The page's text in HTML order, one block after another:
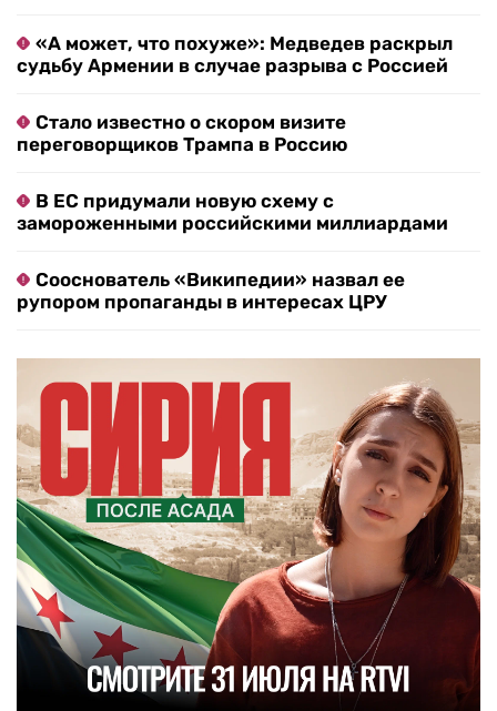
«А может, что похуже»: Медведев раскрыл
судьбу Армении в случае разрыва с Россией
Стало известно о скором визите
переговорщиков Трампа в Россию
В ЕС придумали новую схему с
замороженными российскими миллиардами
Сооснователь «Википедии» назвал ее
рупором пропаганды в интересах ЦРУ